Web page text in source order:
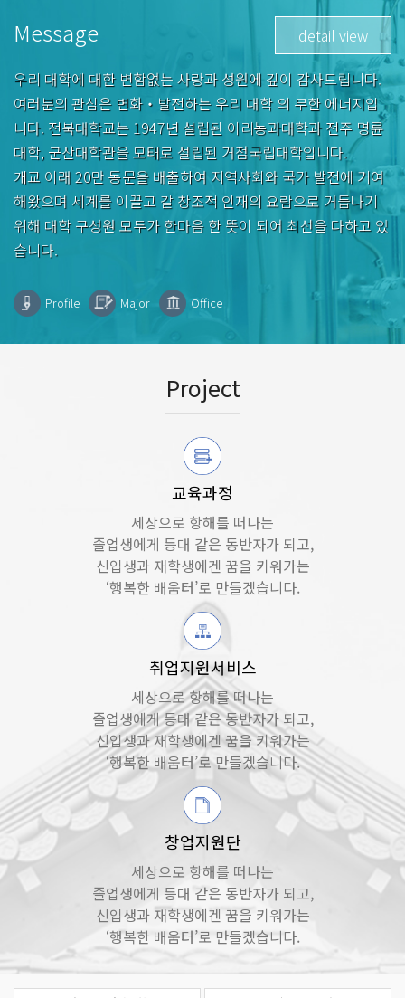
Message
우리 대학에 대한 변함없는 사랑과 성원에 깊이 감사드립니다.
여러분의 관심은 변화‧발전하는 우리 대학 의 무한 에너지입
니다. 전북대학교는 1947년 설립된 이리농과대학과 전주 명륜
대학, 군산대학관을 모태로 설립된 거점국립대학입니다.
개교 이래 20만 동문을 배출하여 지역사회와 국가 발전에 기여
해왔으며 세계를 이끌고 갈 창조적 인재의 요람으로 거듭나기
위해 대학 구성원 모두가 한마음 한 뜻이 되어 최선을 다하고 있
습니다.
detail view
Profile Major Office
Project
교육과정
세상으로 항해를 떠나는
졸업생에게 등대 같은 동반자가 되고,
신입생과 재학생에겐 꿈을 키워가는
‘행복한 배움터’로 만들겠습니다.
취업지원서비스
세상으로 항해를 떠나는
졸업생에게 등대 같은 동반자가 되고,
신입생과 재학생에겐 꿈을 키워가는
‘행복한 배움터’로 만들겠습니다.
창업지원단
세상으로 항해를 떠나는
졸업생에게 등대 같은 동반자가 되고,
신입생과 재학생에겐 꿈을 키워가는
‘행복한 배움터’로 만들겠습니다.